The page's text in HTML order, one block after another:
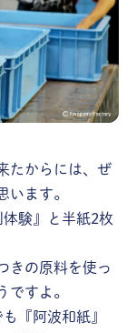
たからには、ぜ
います。
験』と半紙2枚
きの原料を使っ
ですよ。
『阿波和紙』